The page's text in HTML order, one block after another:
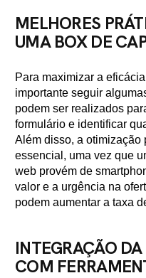
MELHORES
UMA BOX DE
Para maximizar a
importante seguir
podem ser realizados
formulário e identificar
Além disso, a otimização
essencial, uma vez que
web provém de
valor e a urgência na
podem aumentar a taxa
INTEGRAÇÃO
COM